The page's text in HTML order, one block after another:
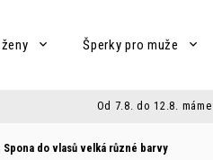
Šperky pro muže
Od 7.8. do 12.8.
Spona do vlasů velká různé barvy